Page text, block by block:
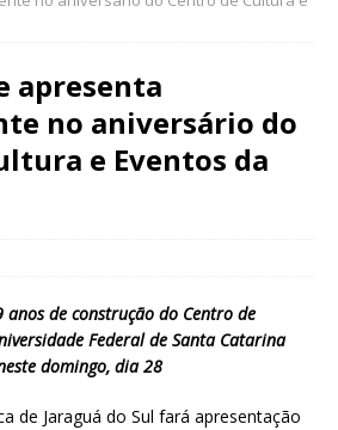
apresenta
no aniversário do
e Eventos da
anos de construção do Centro de
Federal de Santa Catarina
domingo, dia 28
de Jaraguá do Sul fará apresentação